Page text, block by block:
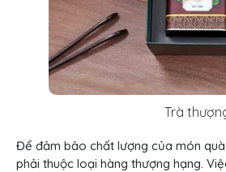
Trà
Để đảm bảo chất lượng của món
phải thuộc loại hàng thượng hạng.